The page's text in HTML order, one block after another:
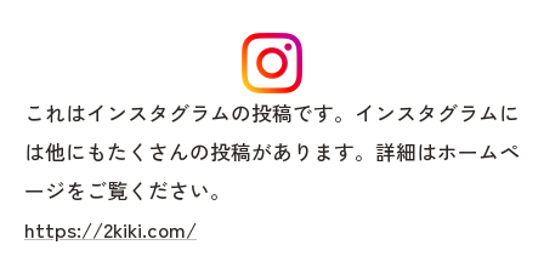
これはインスタグラムの投稿です。インスタグラムに
は他にもたくさんの投稿があります。詳細はホームペ
ージをご覧ください。
https://2kiki.com/